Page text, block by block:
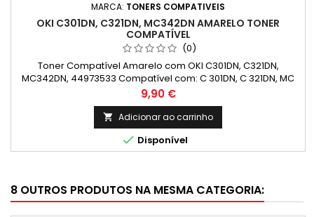
MARCA: TONERS COMPATIVEIS
OKI C301DN, C321DN, MC342DN AMARELO TONER
COMPATÍVEL
(0)
Toner Compatível Amarelo com OKI C301DN, C321DN,
MC342DN, 44973533 Compatível com: C 301DN, C 321DN, MC
332DN, MC 342DN, MC 342DNW
Preço
9,90 €
 Adicionar ao carrinho
 Disponível
8 OUTROS PRODUTOS NA MESMA CATEGORIA: